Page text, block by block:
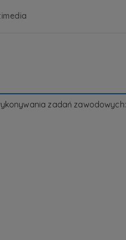
zadań zawodowych: